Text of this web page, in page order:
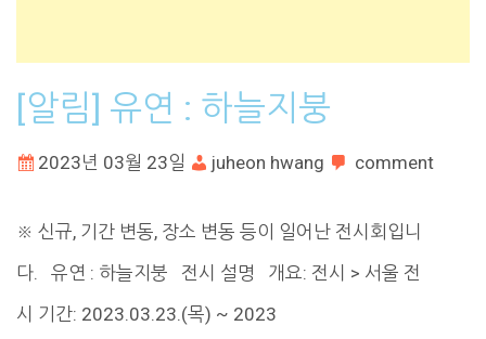
[알림] 유연 : 하늘지붕
2023년 03월 23일 juheon hwang comment
※ 신규, 기간 변동, 장소 변동 등이 일어난 전시회입니
다. 유연 : 하늘지붕 전시 설명 개요: 전시 > 서울 전
시 기간: 2023.03.23.(목) ~ 2023